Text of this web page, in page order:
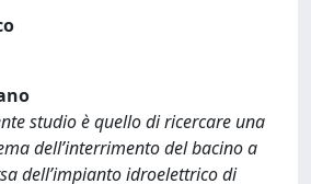
studio è quello di ricercare una
dell’interrimento del bacino a
dell’impianto idroelettrico di